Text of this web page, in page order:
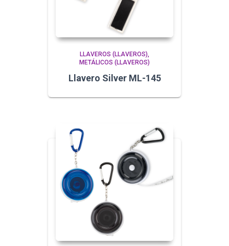
LLAVEROS (LLAVEROS)
METÁLICOS (LLAVEROS)
Llavero Silver ML-145